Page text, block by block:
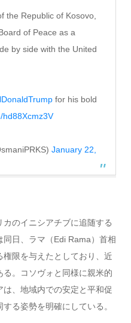
the Republic of Kosovo,
of Peace as a
by side with the United
for his bold
hd88Xcmz3V
January 22,
のイニシアチブに追随する
日、ラマ（Edi Rama）首相
限を与えたとしており、近
。コソヴォと同様に親米的
、地域内での安定と平和促
る姿勢を明確にしている。